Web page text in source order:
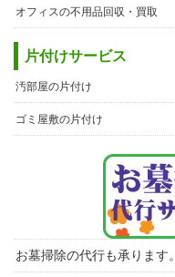
オフィスの不用品回収・買取
片付けサービス
汚部屋の片付け
ゴミ屋敷の片付け
お墓掃除の代行も承ります。